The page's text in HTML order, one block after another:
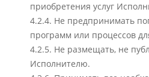
приобретения услуг
4.2.4. Не предпринимать
программ или процессов
4.2.5. Не размещать, не
Исполнителю.